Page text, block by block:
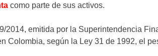
como parte de sus activos.
2014, emitida por la Superintendencia
Colombia, según la Ley 31 de 1992, el